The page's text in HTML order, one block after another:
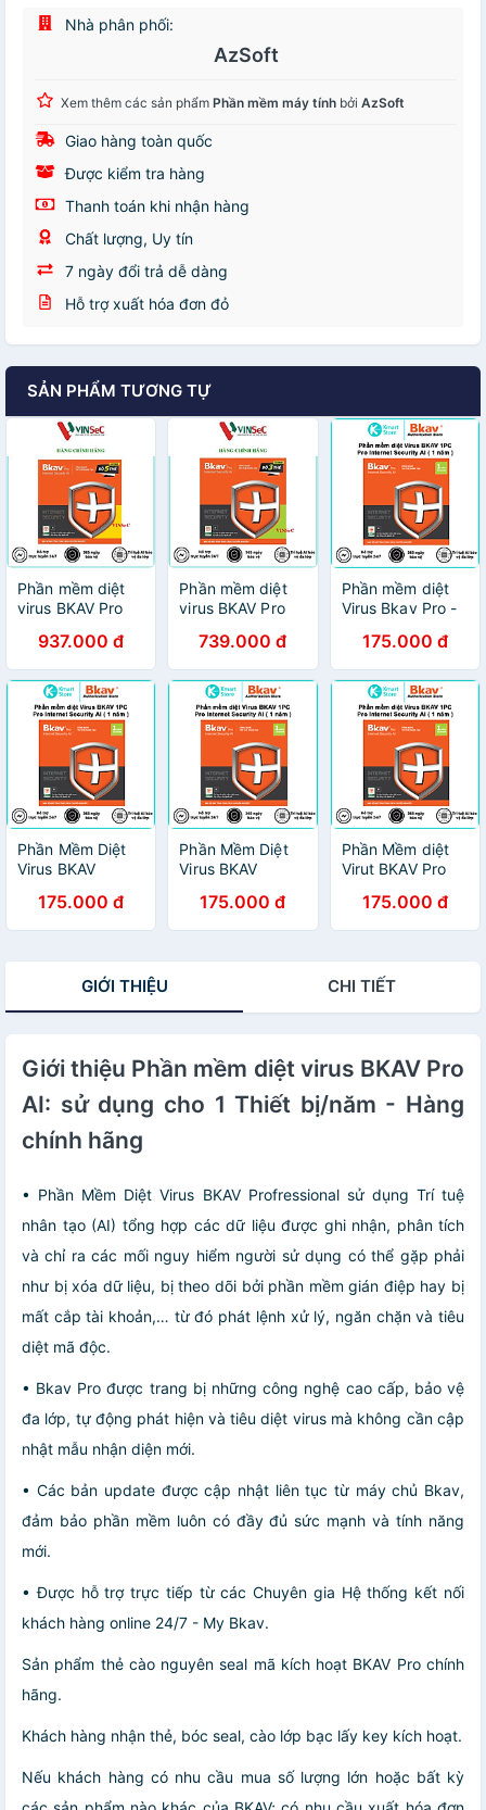
Nhà phân phối:
AzSoft
Xem thêm các sản phẩm Phần mềm máy tính bởi AzSoft
Giao hàng toàn quốc
Được kiểm tra hàng
Thanh toán khi nhận hàng
Chất lượng, Uy tín
7 ngày đổi trả dễ dàng
Hỗ trợ xuất hóa đơn đỏ
SẢN PHẨM TƯƠNG TỰ
Phần mềm diệt
virus BKAV Pro
AI 5PC/1 năm -
Hàng Chính Hãng
937.000 đ
Phần mềm diệt
virus BKAV Pro
AI 3PC/1 năm -
Hàng Chính Hãng
739.000 đ
Phần mềm diệt
Virus Bkav Pro -
175.000 đ
Phần Mềm Diệt
Virus BKAV
PC 12 Tháng -
Hàng Chính Hãng
175.000 đ
Phần Mềm Diệt
Virus BKAV
PC 12 Tháng -
Hàng Chính Hãng
175.000 đ
Phần Mềm diệt
Virut BKAV Pro
1PC/1 năm -
Hàng chính hãng
175.000 đ
GIỚI THIỆU CHI TIẾT
Giới thiệu Phần mềm diệt virus BKAV Pro
AI: sử dụng cho 1 Thiết bị/năm - Hàng
chính hãng
• Phần Mềm Diệt Virus BKAV Profressional sử dụng Trí tuệ
nhân tạo (AI) tổng hợp các dữ liệu được ghi nhận, phân tích
và chỉ ra các mối nguy hiểm người sử dụng có thể gặp phải
như bị xóa dữ liệu, bị theo dõi bởi phần mềm gián điệp hay bị
mất cắp tài khoản,… từ đó phát lệnh xử lý, ngăn chặn và tiêu
diệt mã độc.
• Bkav Pro được trang bị những công nghệ cao cấp, bảo vệ
đa lớp, tự động phát hiện và tiêu diệt virus mà không cần cập
nhật mẫu nhận diện mới.
• Các bản update được cập nhật liên tục từ máy chủ Bkav,
đảm bảo phần mềm luôn có đầy đủ sức mạnh và tính năng
mới.
• Được hỗ trợ trực tiếp từ các Chuyên gia Hệ thống kết nối
khách hàng online 24/7 - My Bkav.
Sản phẩm thẻ cào nguyên seal mã kích hoạt BKAV Pro chính
hãng.
Khách hàng nhận thẻ, bóc seal, cào lớp bạc lấy key kích hoạt.
Nếu khách hàng có nhu cầu mua số lượng lớn hoặc bất kỳ